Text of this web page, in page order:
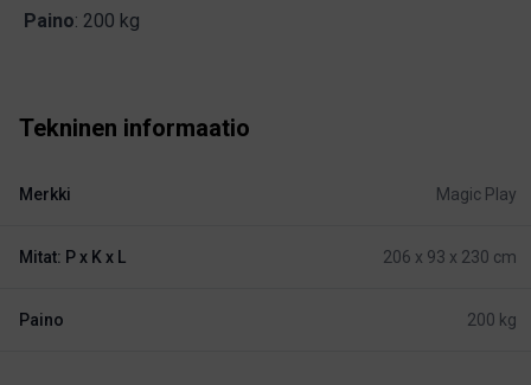
Paino: 200 kg
Tekninen informaatio
Merkki Magic Play
Mitat: P x K x L 206 x 93 x 230 cm
Paino 200 kg